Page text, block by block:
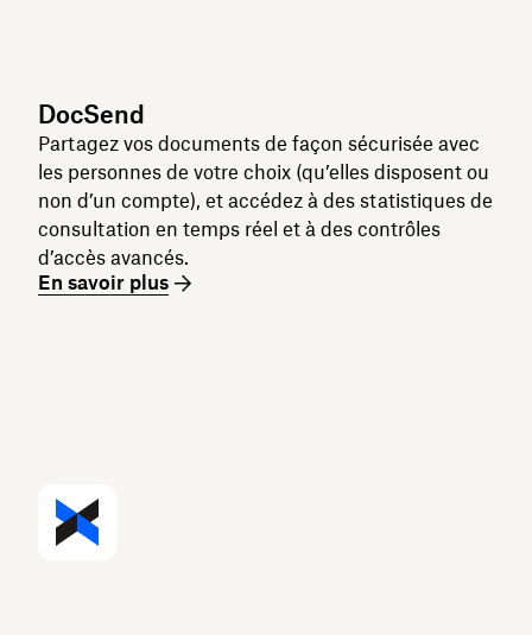
DocSend
Partagez vos documents de façon sécurisée avec
les personnes de votre choix (qu’elles disposent ou
non d’un compte), et accédez à des statistiques de
consultation en temps réel et à des contrôles
d’accès avancés.
En savoir plus